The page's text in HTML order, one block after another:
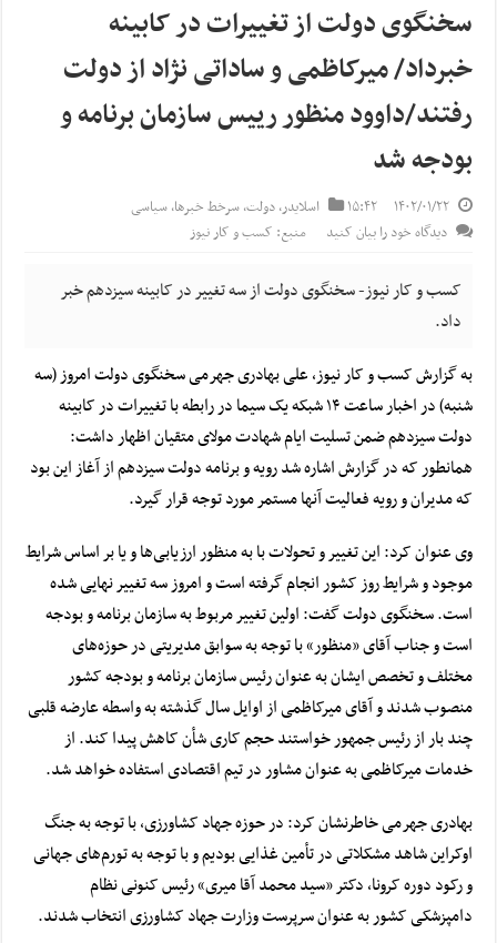
سخنگوی دولت از تغییرات در کابینه
خبرداد/ میرکاظمی و ساداتی نژاد از دولت
رفتند/داوود منظور رییس سازمان برنامه و
بودجه شد
۱۴۰۲/۰۱/۲۲ ۱۵:۴۲ اسلایدر,دولت,سرخط خبرها,سیاسی
دیدگاه خود را بیان کنید
منبع: کسب و کار نیوز
کسب و کار نیوز- سخنگوی دولت از سه تغییر در کابینه سیزدهم خبر
داد.
به گزارش کسب و کار نیوز، علی بهادری جهرمی سخنگوی دولت امروز (سه
شنبه) در اخبار ساعت ۱۴ شبکه یک سیما در رابطه با تغییرات در کابینه
دولت سیزدهم ضمن تسلیت ایام شهادت مولای متقیان اظهار داشت:
همانطور که در گزارش اشاره شد رویه و برنامه دولت سیزدهم از آغاز این بود
که مدیران و رویه فعالیت آنها مستمر مورد توجه قرار گیرد.
وی عنوان کرد: این تغییر و تحولات با به منظور ارزیابی‌ها و یا بر اساس شرایط
موجود و شرایط روز کشور انجام گرفته است و امروز سه تغییر نهایی شده
است.سخنگوی دولت گفت: اولین تغییر مربوط به سازمان برنامه و بودجه
است و جناب آقای «منظور» با توجه به سوابق مدیریتی در حوزه‌های
مختلف و تخصص ایشان به عنوان رئیس سازمان برنامه و بودجه کشور
منصوب شدند و آقای میرکاظمی از اوایل سال گذشته به واسطه عارضه قلبی
چند بار از رئیس جمهور خواستند حجم کاری شأن کاهش پیدا کند. از
خدمات میرکاظمی به عنوان مشاور در تیم اقتصادی استفاده خواهد شد.
بهادری جهرمی خاطرنشان کرد: در حوزه جهاد کشاورزی، با توجه به جنگ
اوکراین شاهد مشکلاتی در تأمین غذایی بودیم و با توجه به تورم‌های جهانی
و رکود دورهکرونا، دکتر «سید محمد آقا میری» رئیس کنونی نظام
دامپزشکی کشور به عنوان سرپرست وزارت جهاد کشاورزی انتخاب شدند.